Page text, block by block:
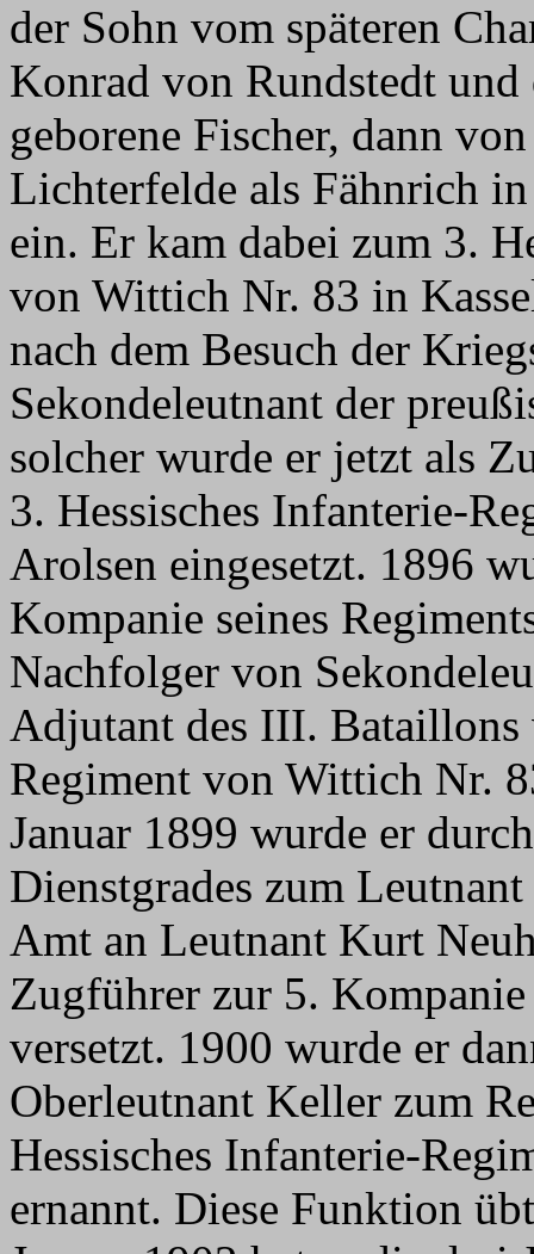
der Sohn vom späteren
Konrad von Rundstedt
geborene Fischer, dann
Lichterfelde als Fähnrich
ein. Er kam dabei zum 3.
von Wittich Nr. 83 in
nach dem Besuch der
Sekondeleutnant der
solcher wurde er jetzt als
3. Hessisches Infanterie-
Arolsen eingesetzt. 1896
Kompanie seines
Nachfolger von
Adjutant des III. Bataillons
Regiment von Wittich Nr.
Januar 1899 wurde er
Dienstgrades zum
Amt an Leutnant Kurt
Zugführer zur 5. Kompanie
versetzt. 1900 wurde er
Oberleutnant Keller zum
Hessisches Infanterie-
ernannt. Diese Funktion